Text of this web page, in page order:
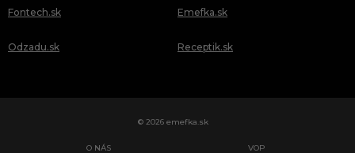
Fontech.sk
Odzadu.sk
Emefka.sk
Receptik.sk
© 2026 emefka.sk
O NÁS VOP